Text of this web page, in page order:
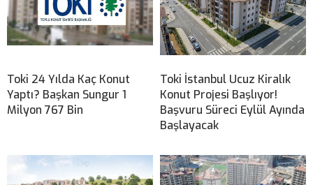
Toki 24 Yılda Kaç Konut
Yaptı? Başkan Sungur 1
Milyon 767 Bin
Toki İstanbul Ucuz Kiralık
Konut Projesi Başlıyor!
Başvuru Süreci Eylül Ayında
Başlayacak